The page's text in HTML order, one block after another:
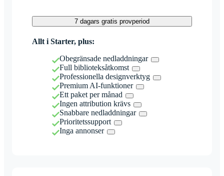
7 dagars gratis provperiod
Allt i Starter, plus:
Obegränsade nedladdningar
Full biblioteksåtkomst
Professionella designverktyg
Premium AI-funktioner
Ett paket per månad
Ingen attribution krävs
Snabbare nedladdningar
Prioritetssupport
Inga annonser